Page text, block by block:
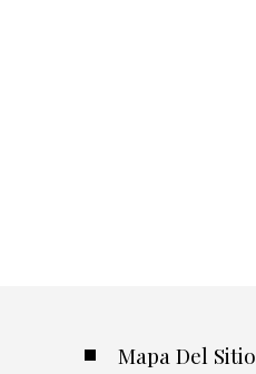
Mapa Del Sitio